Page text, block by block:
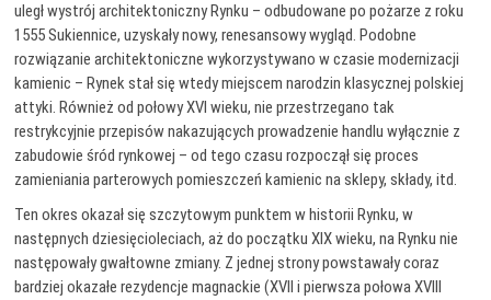
uległ wystrój architektoniczny Rynku – odbudowane po pożarze z roku
1555 Sukiennice, uzyskały nowy, renesansowy wygląd. Podobne
rozwiązanie architektoniczne wykorzystywano w czasie modernizacji
kamienic – Rynek stał się wtedy miejscem narodzin klasycznej polskiej
attyki. Również od połowy XVI wieku, nie przestrzegano tak
restrykcyjnie przepisów nakazujących prowadzenie handlu wyłącznie z
zabudowie śród rynkowej – od tego czasu rozpoczął się proces
zamieniania parterowych pomieszczeń kamienic na sklepy, składy, itd.
Ten okres okazał się szczytowym punktem w historii Rynku, w
następnych dziesięcioleciach, aż do początku XIX wieku, na Rynku nie
następowały gwałtowne zmiany. Z jednej strony powstawały coraz
bardziej okazałe rezydencje magnackie (XVII i pierwsza połowa XVIII